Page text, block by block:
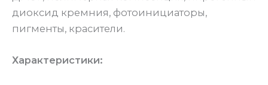
диоксид кремния, фотоинициаторы,
пигменты, красители.
Характеристики: